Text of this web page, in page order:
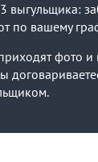
по вашему
фото и